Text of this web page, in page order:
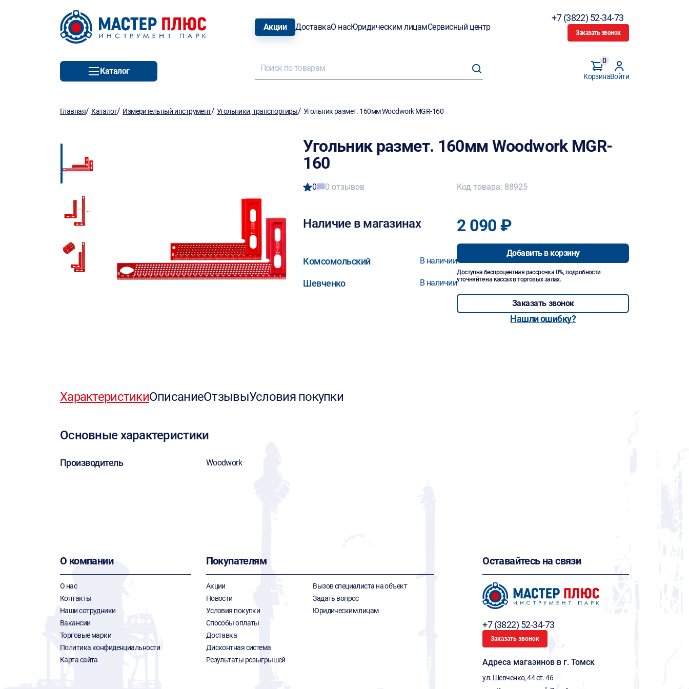
Акции ДоставкаО насЮридическим лицамСервисный центр
+7 (3822) 52-34-73
Заказать звонок
Каталог
Корзина
0
Войти
Главная/ Каталог/ Измерительный инструмент/ Угольники, транспортиры/ Угольник размет. 160мм Woodwork MGR-160
Угольник размет. 160мм Woodwork MGR-
160
0 0 отзывов
Наличие в магазинах
Комсомольский В наличии
Шевченко В наличии
Код товара: 88925
2 090 ₽
Добавить в корзину
Доступна беспроцентная рассрочка 0%, подробности
уточняйте на кассах в торговых залах.
Заказать звонок
Нашли ошибку?
ХарактеристикиОписаниеОтзывыУсловия покупки
Основные характеристики
Производитель Woodwork
О компании
О нас
Контакты
Наши сотрудники
Вакансии
Торговые марки
Политика конфиденциальности
Карта сайта
Покупателям
Акции
Новости
Условия покупки
Способы оплаты
Доставка
Дисконтная система
Результаты розыгрышей
Вызов специалиста на объект
Задать вопрос
Юридическим лицам
Оставайтесь на связи
+7 (3822) 52-34-73
Заказать звонок
Адреса магазинов в г. Томск
ул. Шевченко, 44 ст. 46